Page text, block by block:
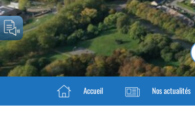
Accueil Nos actualités